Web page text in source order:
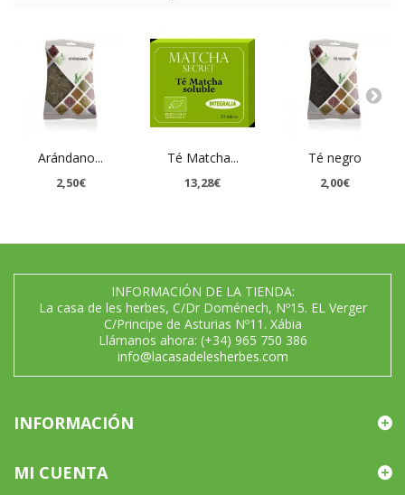
Arándano...
2,50€
Té Matcha...
13,28€
Té negro
2,00€
INFORMACIÓN DE LA TIENDA:
La casa de les herbes, C/Dr Doménech, Nº15. EL Verger
C/Principe de Asturias Nº11. Xábia
Llámanos ahora: (+34) 965 750 386
info@lacasadelesherbes.com
INFORMACIÓN
MI CUENTA